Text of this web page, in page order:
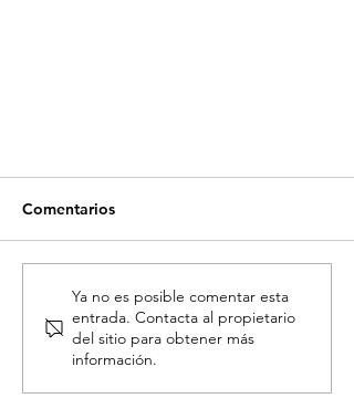
Comentarios
Ya no es posible comentar esta
entrada. Contacta al propietario
del sitio para obtener más
información.